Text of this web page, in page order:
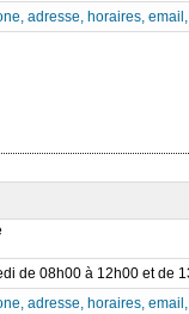
adresse, horaires,
de 08h00 à 12h00 et de
adresse, horaires,